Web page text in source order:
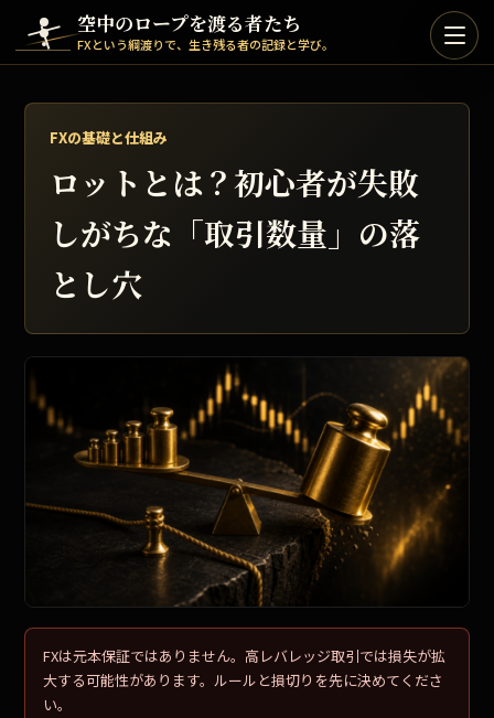
Skip to content空中のロープを渡る者たち
FXという綱渡りで、生き残る者の記録と学び。
FXの基礎と仕組み
ロットとは？初心者が失敗
しがちな「取引数量」の落
とし穴
FXは元本保証ではありません。高レバレッジ取引では損失が拡
大する可能性があります。ルールと損切りを先に決めてくださ
い。